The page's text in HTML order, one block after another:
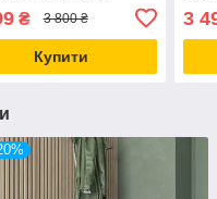
₴ 3 800 ₴
Купити
3